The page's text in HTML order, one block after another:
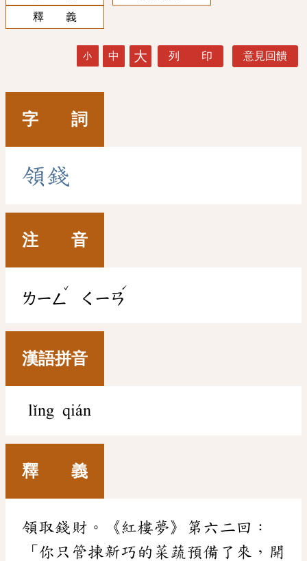
釋 義
小 中 大 列 印 意見回饋
字 詞
領錢
注 音
ㄌㄧㄥ
ˇ
ㄑㄧㄢ
ˊ
漢語拼音
lǐng qián
釋 義
領取錢財。《紅樓夢》第六二回：
「你只管揀新巧的菜蔬預備了來，開